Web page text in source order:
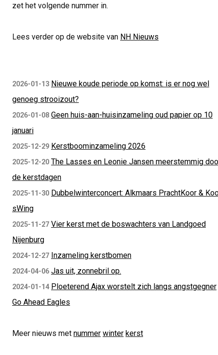
zet het volgende nummer in.
Lees verder op de website van NH Nieuws
2026-01-13 Nieuwe koude periode op komst: is er nog wel
genoeg strooizout?
2026-01-08 Geen huis-aan-huisinzameling oud papier op 10
januari
2025-12-29 Kerstboominzameling 2026
2025-12-20 The Lasses en Leonie Jansen meerstemmig
de kerstdagen
2025-11-30 Dubbelwinterconcert: Alkmaars PrachtKoor &
sWing
2025-11-27 Vier kerst met de boswachters van Landgoed
Nijenburg
2024-12-27 Inzameling kerstbomen
2024-04-06 Jas uit, zonnebril op.
2024-01-14 Ploeterend Ajax worstelt zich langs angstgegner
Go Ahead Eagles
Meer nieuws met nummer winter kerst